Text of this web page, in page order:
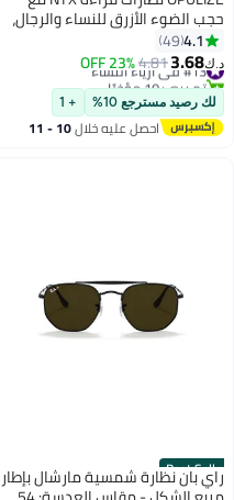
حجب الضوء الأزرق للنساء والرجال،
إطار مستطيل مع حماية من الأشعة
فوق البنفسجية وإجهاد العين،
نظارات كمبيوتر للألعاب مضادة
للتوهج، رمادي +1.5 (عبوة من 1)
4.1
49
د.ك‏3.68
4.81
23% OFF #13 في أزياء النساء
تم بيع +10 مؤخرًا
#13 في أزياء النساء
لك رصيد مسترجع 10% + 1
احصل عليه خلال 10 - 11
Best Seller
راي بان نظارة شمسية مارشال بإطار